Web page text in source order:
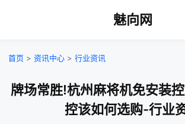
魅向网
首页 > 资讯中心 > 行业资讯
牌场常胜!杭州麻将机免安装
控该如何选购-行业